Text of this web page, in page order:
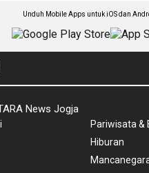
Unduh Mobile Apps untuk iOS dan
News Jogja
Pariwisata &
Hiburan